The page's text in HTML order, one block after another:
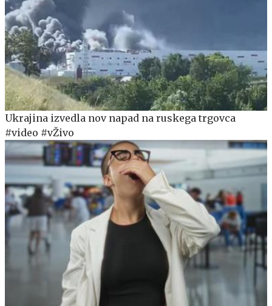
Ukrajina izvedla nov napad na ruskega trgovca
#video #vŽivo